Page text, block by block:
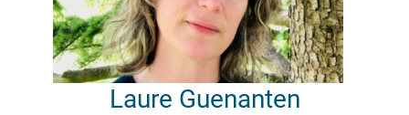
Laure Guenanten